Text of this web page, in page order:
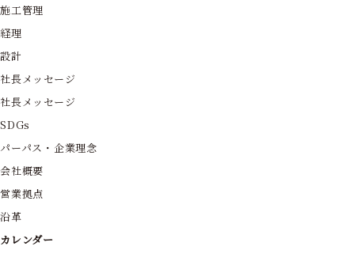
施工管理
経理
設計
社長メッセージ
社長メッセージ
SDGs
パーパス・企業理念
会社概要
営業拠点
沿革
カレンダー